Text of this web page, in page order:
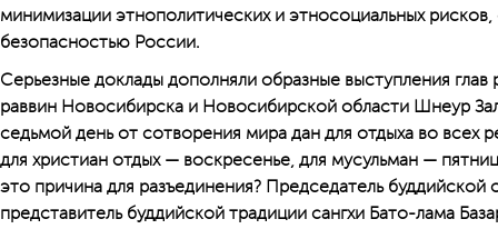
минимизации этнополитических и этносоциальных рисков,
безопасностью России.
Серьезные доклады дополняли образные выступления глав
раввин Новосибирска и Новосибирской области Шнеур
седьмой день от сотворения мира дан для отдыха во всех
для христиан отдых — воскресенье, для мусульман —
это причина для разъединения? Председатель
представитель буддийской традиции сангхи Бато-лама